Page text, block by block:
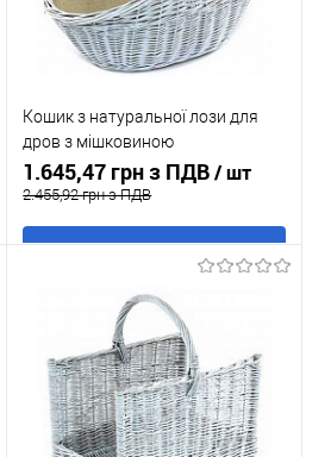
Кошик з натуральної лози для
дров з мішковиною
пофарбований 56x36cm h 39
1.645,47 грн з ПДВ/ шт
2.455,92 грн з ПДВ
В кошик
Купити в 1 клік
порівняння
У обране
В наявності